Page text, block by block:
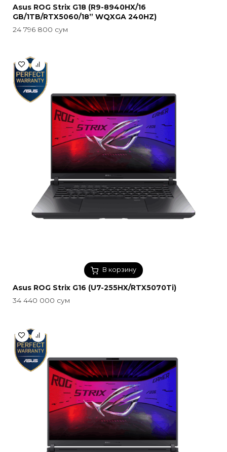
Asus ROG Strix G18 (R9-8940HX/16
GB/1TB/RTX5060/18” WQXGA 240HZ)
24 796 800 сум
В корзину
Asus ROG Strix G16 (U7-255HX/RTX5070Ti)
34 440 000 сум